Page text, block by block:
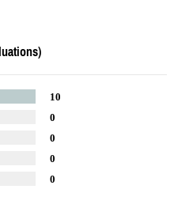
10
0
0
0
0